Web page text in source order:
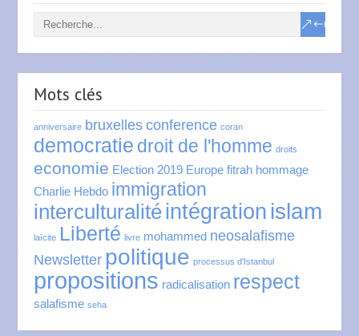
Mots clés
anniversaire bruxelles conference coran
democratie droit de l'homme droits
economie Election 2019 Europe fitrah hommage
Charlie Hebdo immigration
interculturalitéintégration islam
laïcite Liberté livre mohammed neosalafisme
Newsletter politique processus d'Istanbul
propositions radicalisation respect
salafisme seha